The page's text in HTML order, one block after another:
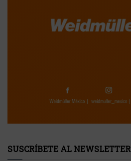
SUSCRÍBETE AL NEWSLETTER